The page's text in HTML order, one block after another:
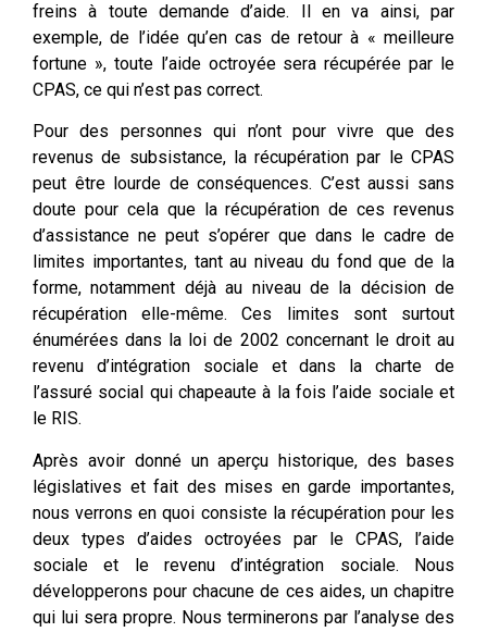
freins à toute demande d’aide. Il en va ainsi, par
exemple, de l’idée qu’en cas de retour à « meilleure
fortune », toute l’aide octroyée sera récupérée par le
CPAS, ce qui n’est pas correct.
Pour des personnes qui n’ont pour vivre que des
revenus de subsistance, la récupération par le CPAS
peut être lourde de conséquences. C’est aussi sans
doute pour cela que la récupération de ces revenus
d’assistance ne peut s’opérer que dans le cadre de
limites importantes, tant au niveau du fond que de la
forme, notamment déjà au niveau de la décision de
récupération elle-même. Ces limites sont surtout
énumérées dans la loi de 2002 concernant le droit au
revenu d’intégration sociale et dans la charte de
l’assuré social qui chapeaute à la fois l’aide sociale et
le RIS.
Après avoir donné un aperçu historique, des bases
législatives et fait des mises en garde importantes,
nous verrons en quoi consiste la récupération pour les
deux types d’aides octroyées par le CPAS, l’aide
sociale et le revenu d’intégration sociale. Nous
développerons pour chacune de ces aides, un chapitre
qui lui sera propre. Nous terminerons par l’analyse des